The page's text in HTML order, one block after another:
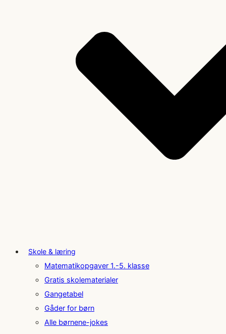
Skole & læring
Matematikopgaver 1.-5. klasse
Gratis skolematerialer
Gangetabel
Gåder for børn
Alle børnene-jokes